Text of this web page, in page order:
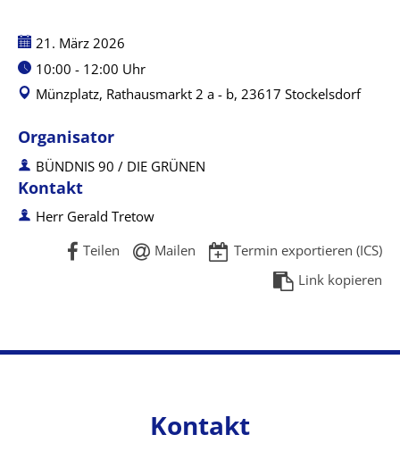
Datum:
21. März 2026
Uhrzeit:
10:00 - 12:00 Uhr
Münzplatz, Rathausmarkt 2 a - b, 23617 Stockelsdorf
Organisator
BÜNDNIS 90 / DIE GRÜNEN
Kontakt
Herr Gerald Tretow
Teilen
Mailen
Termin exportieren (ICS)
Link kopieren
Kontakt